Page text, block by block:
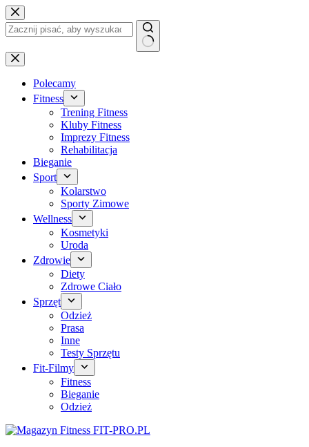
Przejdź
do
treści
Brak
wyników
Polecamy
Fitness
Trening Fitness
Kluby Fitness
Imprezy Fitness
Rehabilitacja
Bieganie
Sport
Kolarstwo
Sporty Zimowe
Wellness
Kosmetyki
Uroda
Zdrowie
Diety
Zdrowe Ciało
Sprzęt
Odzież
Prasa
Inne
Testy Sprzętu
Fit-Filmy
Fitness
Bieganie
Odzież